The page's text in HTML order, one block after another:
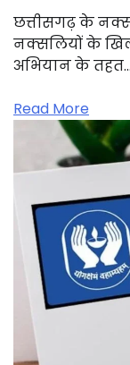
छत्तीसगढ़ के
नक्सलियों के
अभियान के तहत…
Read More